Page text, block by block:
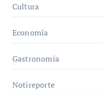
Cultura
Economía
Gastronomía
Notireporte